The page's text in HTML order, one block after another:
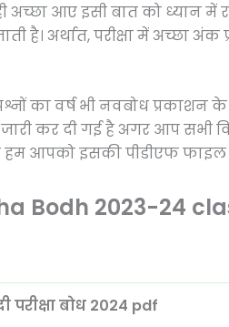
अच्छा आए इसी बात को ध्यान में
है। अर्थात, परीक्षा में अच्छा
का वर्ष भी नवबोध प्रकाशन के
कर दी गई है अगर आप सभी
हम आपको इसकी पीडीएफ
Bodh 2023-24
परीक्षा बोध 2024 pdf